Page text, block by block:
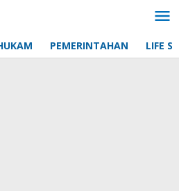
PEMERINTAHAN LIFE